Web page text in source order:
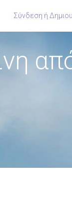
Σύνδεση ή